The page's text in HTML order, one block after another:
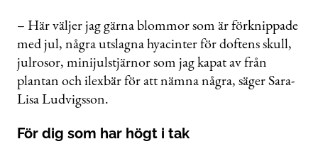
– Här väljer jag gärna blommor som är förknippade
med jul, några utslagna hyacinter för doftens skull,
julrosor, minijulstjärnor som jag kapat av från
plantan och ilexbär för att nämna några, säger Sara-
Lisa Ludvigsson.
För dig som har högt i tak